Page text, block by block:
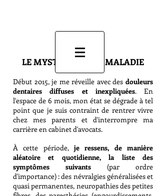
LE MYSTÈRE DE MA MALADIE
Début 2015, je me réveille avec des douleurs
dentaires diffuses et inexpliquées. En
l'espace de 6 mois, mon état se dégrade à tel
point que je suis contraint de rentrer vivre
chez mes parents et d'interrompre ma
carrière en cabinet d'avocats.
À cette période, je ressens, de manière
aléatoire et quotidienne, la liste des
symptômes suivants (par ordre
d'importance) : des névralgies généralisées et
quasi permanentes, neuropathies des petites